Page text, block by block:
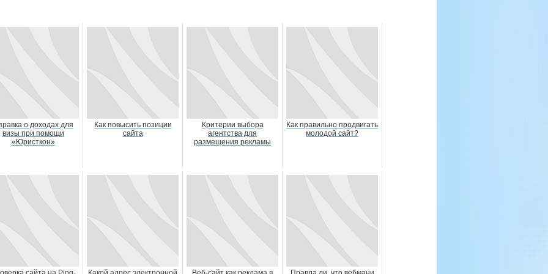
о доходах для
визы при помощи
«Юристкон»
Как повысить позиции
сайта
Критерии выбора
агентства для
размещения рекламы
Как правильно продвигать
молодой сайт?